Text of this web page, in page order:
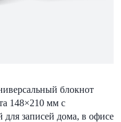
блокнот
148×210 мм с
записей дома, в офисе